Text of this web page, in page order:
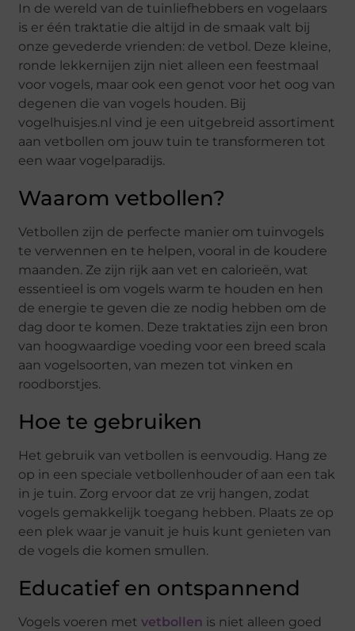
In de wereld van de tuinliefhebbers en vogelaars
is er één traktatie die altijd in de smaak valt bij
onze gevederde vrienden: de vetbol. Deze kleine,
ronde lekkernijen zijn niet alleen een feestmaal
voor vogels, maar ook een genot voor het oog van
degenen die van vogels houden. Bij
vogelhuisjes.nl vind je een uitgebreid assortiment
aan vetbollen om jouw tuin te transformeren tot
een waar vogelparadijs.
Waarom vetbollen?
Vetbollen zijn de perfecte manier om tuinvogels
te verwennen en te helpen, vooral in de koudere
maanden. Ze zijn rijk aan vet en calorieën, wat
essentieel is om vogels warm te houden en hen
de energie te geven die ze nodig hebben om de
dag door te komen. Deze traktaties zijn een bron
van hoogwaardige voeding voor een breed scala
aan vogelsoorten, van mezen tot vinken en
roodborstjes.
Hoe te gebruiken
Het gebruik van vetbollen is eenvoudig. Hang ze
op in een speciale vetbollenhouder of aan een tak
in je tuin. Zorg ervoor dat ze vrij hangen, zodat
vogels gemakkelijk toegang hebben. Plaats ze op
een plek waar je vanuit je huis kunt genieten van
de vogels die komen smullen.
Educatief en ontspannend
Vogels voeren metvetbollen is niet alleen goed